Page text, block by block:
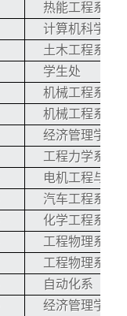
热能工程系
计算机科学与
土木工程系
学生处
机械工程系
机械工程系
经济管理学院
工程力学系
电机工程与应
汽车工程系
化学工程系
工程物理系
工程物理系
自动化系
经济管理学院